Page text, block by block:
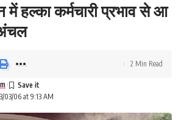
में हल्का कर्मचारी प्रभाव से आ
03/06 at 9:13 AM
2 Min Read